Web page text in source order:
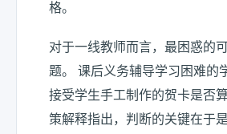
格。
对于一线教师而言，最困惑的
题。 课后义务辅导学习困难的
接受学生手工制作的贺卡是否
策解释指出，判断的关键在于